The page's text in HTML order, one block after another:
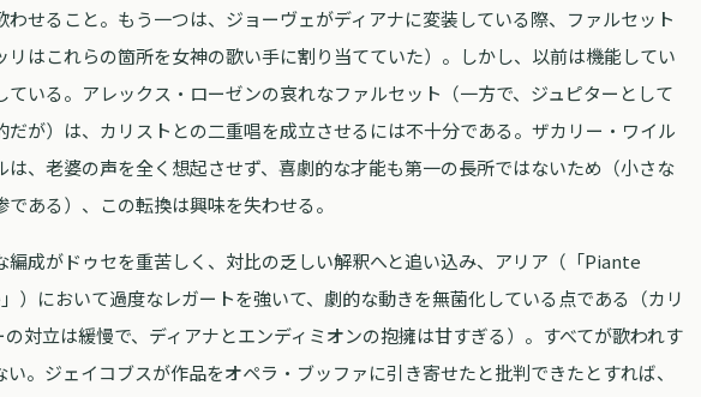
わせること。もう一つは、ジョーヴェがディアナに変装している際、ファルセット
リはこれらの箇所を女神の歌い手に割り当てていた）。しかし、以前は機能してい
ている。アレックス・ローゼンの哀れなファルセット（一方で、ジュピターとして
だが）は、カリストとの二重唱を成立させるには不十分である。ザカリー・ワイル
は、老婆の声を全く想起させず、喜劇的な才能も第一の長所ではないため（小さな
ある）、この転換は興味を失わせる。
編成がドゥセを重苦しく、対比の乏しい解釈へと追い込み、アリア（「Piante
において過度なレガートを強いて、劇的な動きを無菌化している点である（カリ
の対立は緩慢で、ディアナとエンディミオンの抱擁は甘すぎる）。すべてが歌われす
。ジェイコブスが作品をオペラ・ブッファに引き寄せたと批判できたとすれば、